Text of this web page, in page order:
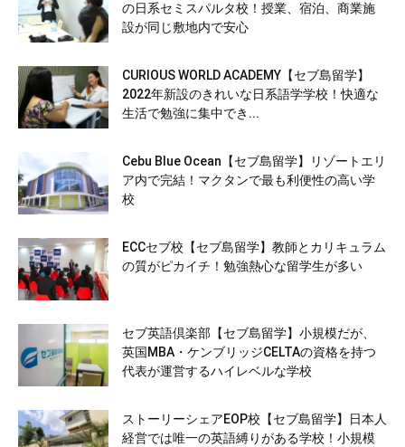
の日系セミスパルタ校！授業、宿泊、商業施
設が同じ敷地内で安心
CURIOUS WORLD ACADEMY【セブ島留学】
2022年新設のきれいな日系語学学校！快適な
生活で勉強に集中でき...
Cebu Blue Ocean【セブ島留学】リゾートエリ
ア内で完結！マクタンで最も利便性の高い学
校
ECCセブ校【セブ島留学】教師とカリキュラム
の質がピカイチ！勉強熱心な留学生が多い
セブ英語倶楽部【セブ島留学】小規模だが、
英国MBA・ケンブリッジCELTAの資格を持つ
代表が運営するハイレベルな学校
ストーリーシェアEOP校【セブ島留学】日本人
経営では唯一の英語縛りがある学校！小規模